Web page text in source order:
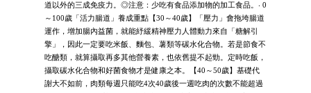
道以外的三成免疫力。◎注意：少吃有食品添加物的加工食品。‧ 0
～100歲「活力腸道」養成重點【30～40歲】「壓力」會拖垮腸道
運作，增加腸內益菌，就能紓緩精神壓力人體動力來自「糖解引
擎」，因此一定要吃米飯、麵包、薯類等碳水化合物。若是節食不
吃醣類，就算攝取再多其他營養素，也依舊提不起勁。定時吃飯，
攝取碳水化合物和好菌食物才是健康之本。【40～50歲】基礎代
謝大不如前，肉類每週只能吃4次40歲後一週吃肉的次數不能超過